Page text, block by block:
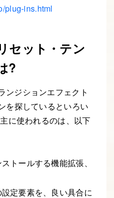
plug-ins.html
セット・テン
?
ンジションエフェクト
を探しているといろい
に使われるのは、以下
トールする機能拡張、
定要素を、良い具合に